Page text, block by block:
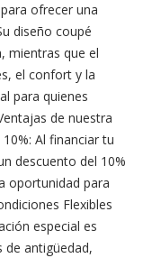
ofrecer una
diseño coupé
mientras que el
el confort y la
para quienes
de nuestra
10%: Al financiar tu
descuento del 10%
oportunidad para
Flexibles
especial es
de antigüedad,